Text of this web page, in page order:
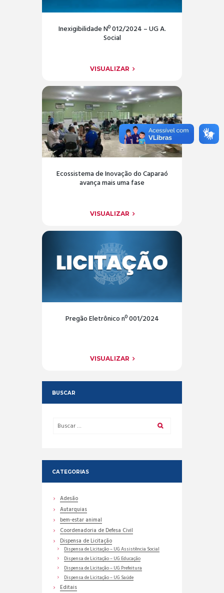
Inexigibilidade Nº 012/2024 – UG A.
Social
VISUALIZAR
Ecossistema de Inovação do Caparaó
avança mais uma fase
VISUALIZAR
Pregão Eletrônico nº 001/2024
VISUALIZAR
BUSCAR
CATEGORIAS
Adesão
Autarquias
bem-estar animal
Coordenadoria de Defesa Civil
Dispensa de Licitação
Dispensa de Licitação – UG Assistência Social
Dispensa de Licitação – UG Educação
Dispensa de Licitação – UG Prefeitura
Dispensa de Licitação – UG Saúde
Editais